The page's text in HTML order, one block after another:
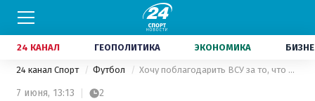
24 КАНАЛ ГЕОПОЛИТИКА ЭКОНОМИКА
24 канал Спорт Футбол Хочу поблагодарить ВСУ за то, что берегут независимость, – первые слова Реброва во главе сборной
7 июня, 13:13 2